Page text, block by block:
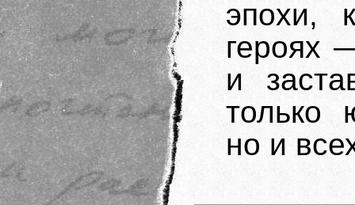
эпохи,
героях
и
только
но и